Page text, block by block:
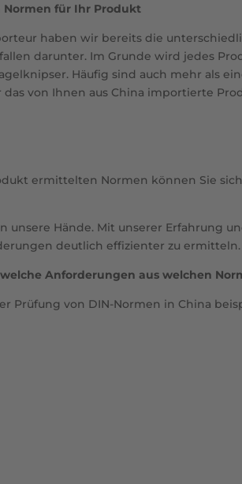
für Ihr Produkt
haben wir bereits die
darunter. Im Grunde wird jedes
Häufig sind auch mehr als
von Ihnen aus China importierte
ermittelten Normen können Sie
unsere Hände. Mit unserer Erfahrung
deutlich effizienter zu ermitteln.
Anforderungen aus welchen
Prüfung von DIN-Normen in China